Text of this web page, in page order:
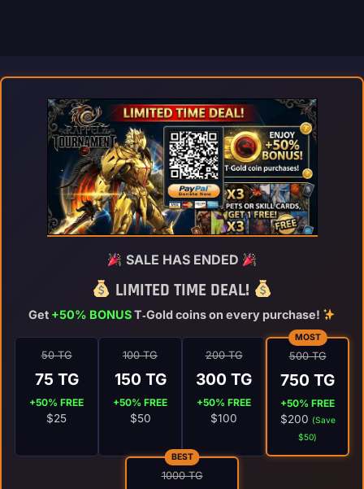
SALE HAS ENDED
LIMITED TIME DEAL!
Get +50% BONUST‑Gold coins on every purchase!
50 TG
75 TG
+50% FREE
$25
100 TG
150 TG
+50% FREE
$50
200 TG
300 TG
+50% FREE
$100
MOST
500 TG
750 TG
+50% FREE
$200 (Save
$50)
BEST
1000 TG